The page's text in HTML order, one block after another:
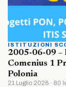
ISTITUZIONI
2005-06-09 –
Comenius 1
Polonia
21 Luglio 2026 · 80